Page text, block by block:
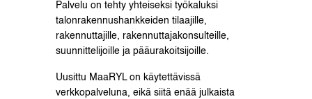
Palvelu on tehty yhteiseksi työkaluksi
talonrakennushankkeiden tilaajille,
rakennuttajille, rakennuttajakonsulteille,
suunnittelijoille ja pääurakoitsijoille.
Uusittu MaaRYL on käytettävissä
verkkopalveluna, eikä siitä enää julkaista